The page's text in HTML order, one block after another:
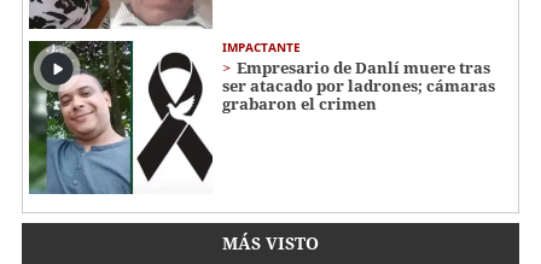
IMPACTANTE
Empresario de Danlí muere tras
ser atacado por ladrones; cámaras
grabaron el crimen
MÁS VISTO